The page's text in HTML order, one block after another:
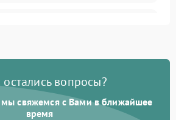
2100 ₽ Подробнее →
остались вопросы?
мы свяжемся с Вами в ближайшее
время